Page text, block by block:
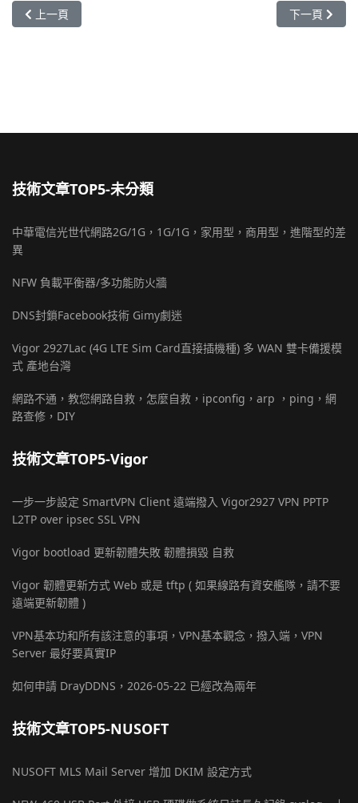
上一篇文章: UMail 郵件伺服器 代收外部信箱 inbox
上一頁 下一篇文章:
下一頁
技術文章TOP5-未分類
中華電信光世代網路2G/1G，1G/1G，家用型，商用型，進階型的差
異
NFW 負載平衡器/多功能防火牆
DNS封鎖Facebook技術 Gimy劇迷
Vigor 2927Lac (4G LTE Sim Card直接插機種) 多 WAN 雙卡備援模
式 產地台灣
網路不通，教您網路自救，怎麼自救，ipconfig，arp ，ping，網
路查修，DIY
技術文章TOP5-Vigor
一步一步設定 SmartVPN Client 遠端撥入 Vigor2927 VPN PPTP
L2TP over ipsec SSL VPN
Vigor bootload 更新韌體失敗 韌體損毀 自救
Vigor 韌體更新方式 Web 或是 tftp ( 如果線路有資安艦隊，請不要
遠端更新韌體 )
VPN基本功和所有該注意的事項，VPN基本觀念，撥入端，VPN
Server 最好要真實IP
如何申請 DrayDDNS，2026-05-22 已經改為兩年
技術文章TOP5-NUSOFT
NUSOFT MLS Mail Server 增加 DKIM 設定方式